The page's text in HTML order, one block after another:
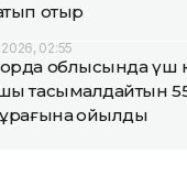
отыр
02:55
облысында үш
тасымалдайтын 55
қойылды